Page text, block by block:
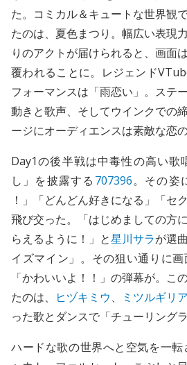
た。コミカル＆キュートな世界観
たのは、夏色まつり。幅広い表現
りのアクトが届けられると、画面
覆われることに。レジェンド
フォーマンスは「雨恋い」。ステ
動きと歌声、そしてウインクでの
ージにオーディエンスは素敵な恋
Day1の後半戦は中毒性の高い歌
し」を披露する 707396。その姿
！」「どんどん好きになる」「セ
飛び交った。「はじめましての方
らえるように！」と星川サラが選
イズマイン」。その狙い通りに画
「かわいいよ！！」の弾幕が。こ
たのは、
ヒヅキミウ、 ミツルギリア
った歌とダンスで「チューリング
ハードな歌の世界へと空気を一